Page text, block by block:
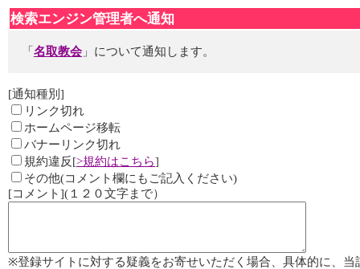
検索エンジン管理者へ通知
「 名取教会 」について通知します。
[通知種別]
リンク切れ
ホームページ移転
バナーリンク切れ
規約違反[>規約はこちら]
その他(コメント欄にもご記入ください)
[コメント](１２０文字まで）
※登録サイトに対する疑義をお寄せいただく場合、具体的に、